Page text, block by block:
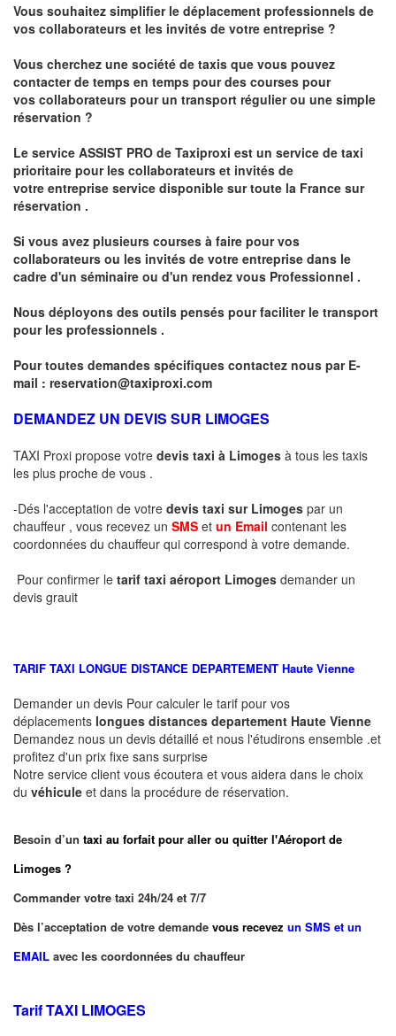
Vous souhaitez simplifier le déplacement professionnels de
vos collaborateurs et les invités de votre entreprise ?
Vous cherchez une société de taxis que vous pouvez
contacter de temps en temps pour des courses pour
vos collaborateurs pour un transport régulierou une simple
réservation ?
Le service ASSIST PRO de Taxiproxi est un service de taxi
prioritaire pour les collaborateurs et invités de
votre entreprise service disponible sur toute la France sur
réservation .
Si vous avez plusieurs courses à faire pour vos
collaborateurs ou les invités de votre entreprise dans le
cadre d'un séminaire ou d'un rendez vous Professionnel .
Nous déployons des outils pensés pour faciliter le transport
pour les professionnels .
Pour toutes demandes spécifiques contactez nous par E-
mail : reservation@taxiproxi.com
DEMANDEZ UN DEVIS SUR LIMOGES
TAXI Proxi propose votre devis taxi à Limoges à tous les taxis
les plus proche de vous .
-Dés l'acceptation de votre devis taxi sur Limoges par un
chauffeur , vous recevez un SMS et un Email contenant les
coordonnées du chauffeur qui correspond à votre demande.
Pour confirmer le tarif taxi aéroport Limoges demander un
devis grauit
TARIF TAXI LONGUE DISTANCE DEPARTEMENT Haute Vienne
Demander un devis Pour calculer le tarif pour vos
déplacements longues distances departement Haute Vienne
Demandez nous un devis détaillé et nous l'étudirons ensemble .et
profitez d'un prix fixe sans surprise
Notre service client vous écoutera et vous aidera dans le choix
du véhicule et dans la procédure de réservation.
Besoin d’un taxi au forfait pour aller ou quitter l'Aéroport de
Limoges ?
Commander votre taxi 24h/24 et 7/7
Dès l’acceptation de votre demande vous recevez un SMS et un
EMAIL avec les coordonnées du chauffeur
Tarif TAXI LIMOGES